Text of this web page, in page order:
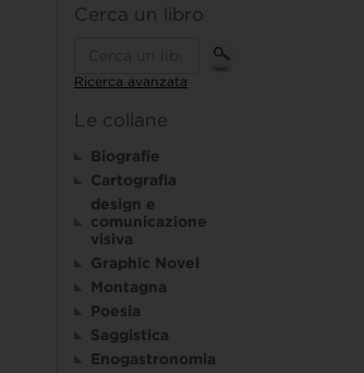
Cerca un libro
Ricerca avanzata
Le collane
Biografie
Cartografia
design e
comunicazione
visiva
Graphic Novel
Montagna
Poesia
Saggistica
Enogastronomia